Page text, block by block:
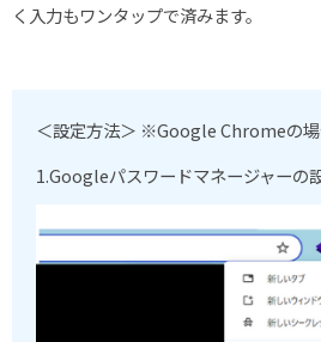
く入力もワンタップで済みます。
＜設定方法＞ ※Google Chromeの
1.Googleパスワードマネージャーの